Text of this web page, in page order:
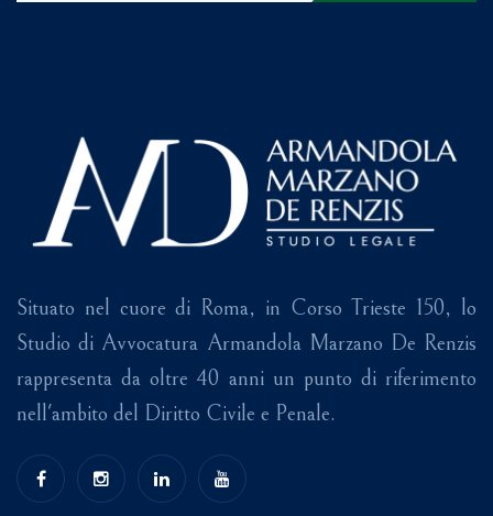
Situato nel cuore di Roma, in Corso Trieste 150, lo
Studio di Avvocatura Armandola Marzano De Renzis
rappresenta da oltre 40 anni un punto di riferimento
nell'ambito del Diritto Civile e Penale.